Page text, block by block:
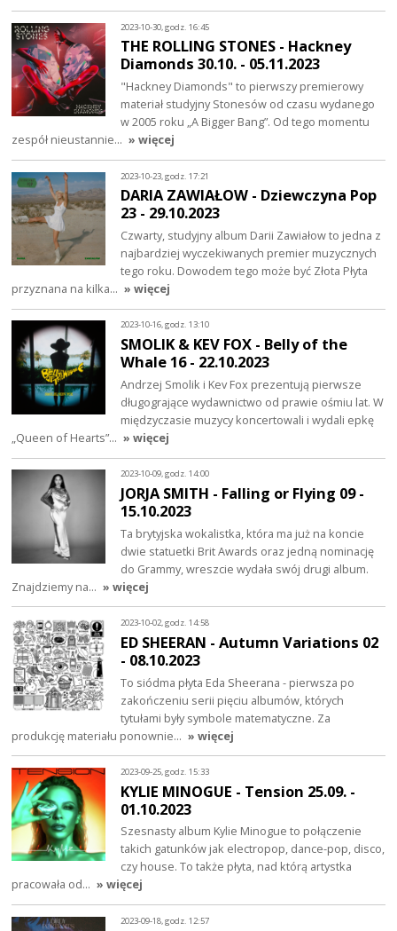
2023-10-30, godz. 16:45
THE ROLLING STONES - Hackney
Diamonds 30.10. - 05.11.2023
"Hackney Diamonds" to pierwszy premierowy
materiał studyjny Stonesów od czasu wydanego
w 2005 roku „A Bigger Bang”. Od tego momentu
zespół nieustannie… » więcej
2023-10-23, godz. 17:21
DARIA ZAWIAŁOW - Dziewczyna Pop
23 - 29.10.2023
Czwarty, studyjny album Darii Zawiałow to jedna z
najbardziej wyczekiwanych premier muzycznych
tego roku. Dowodem tego może być Złota Płyta
przyznana na kilka… » więcej
2023-10-16, godz. 13:10
SMOLIK & KEV FOX - Belly of the
Whale 16 - 22.10.2023
Andrzej Smolik i Kev Fox prezentują pierwsze
długogrające wydawnictwo od prawie ośmiu lat. W
międzyczasie muzycy koncertowali i wydali epkę
„Queen of Hearts”… » więcej
2023-10-09, godz. 14:00
JORJA SMITH - Falling or Flying 09 -
15.10.2023
Ta brytyjska wokalistka, która ma już na koncie
dwie statuetki Brit Awards oraz jedną nominację
do Grammy, wreszcie wydała swój drugi album.
Znajdziemy na… » więcej
2023-10-02, godz. 14:58
ED SHEERAN - Autumn Variations 02
- 08.10.2023
To siódma płyta Eda Sheerana - pierwsza po
zakończeniu serii pięciu albumów, których
tytułami były symbole matematyczne. Za
produkcję materiału ponownie… » więcej
2023-09-25, godz. 15:33
KYLIE MINOGUE - Tension 25.09. -
01.10.2023
Szesnasty album Kylie Minogue to połączenie
takich gatunków jak electropop, dance-pop, disco,
czy house. To także płyta, nad którą artystka
pracowała od… » więcej
2023-09-18, godz. 12:57